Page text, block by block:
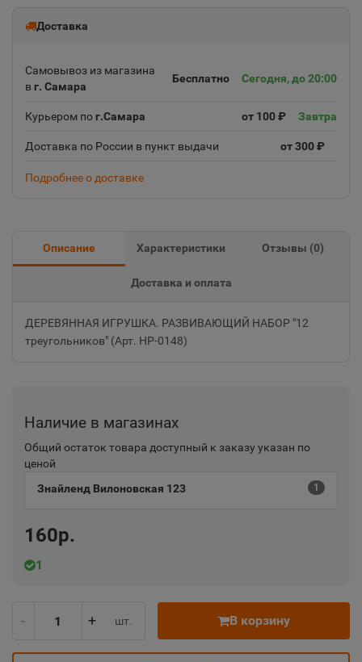
Доставка
Самовывоз из магазина
в г. Самара
Бесплатно Сегодня, до 20:00
Курьером пог.Самара от 100 ₽ Завтра
Доставка по России в пункт выдачи от 300 ₽
Подробнее о доставке
Описание Характеристики Отзывы (0)
Доставка и оплата
ДЕРЕВЯННАЯ ИГРУШКА. РАЗВИВАЮЩИЙ НАБОР "12
треугольников" (Арт. НР-0148)
Наличие в магазинах
Общий остаток товара доступный к заказу указан по
ценой
Знайленд Вилоновская 123
1
160р.
1
- + шт. В корзину